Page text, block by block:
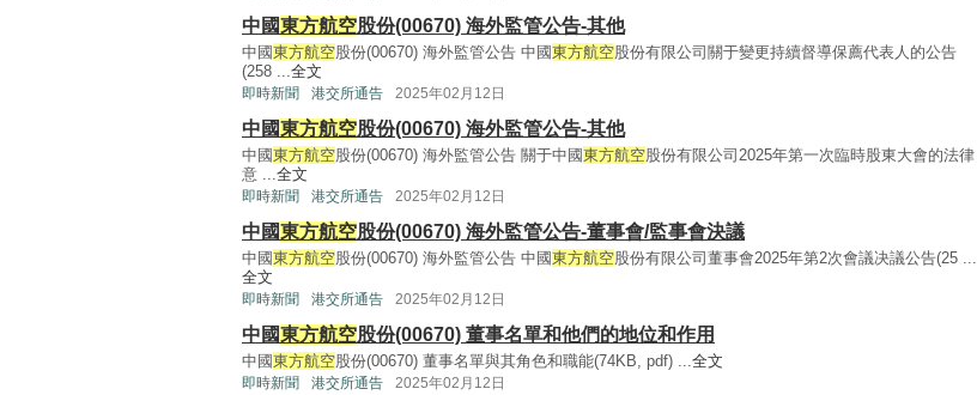
中國東方航空股份(00670) 海外監管公告-其他
中國東方航空股份(00670) 海外監管公告 中國東方航空股份有限公司關于變更持續督導保薦代表人的公告
(258 ...全文
即時新聞 港交所通告 2025年02月12日
中國東方航空股份(00670) 海外監管公告-其他
中國東方航空股份(00670) 海外監管公告 關于中國東方航空股份有限公司2025年第一次臨時股東大會的法律
意 ...全文
即時新聞 港交所通告 2025年02月12日
中國東方航空股份(00670) 海外監管公告-董事會/監事會決議
中國東方航空股份(00670) 海外監管公告 中國東方航空股份有限公司董事會2025年第2次會議决議公告(25 ...
全文
即時新聞 港交所通告 2025年02月12日
中國東方航空股份(00670) 董事名單和他們的地位和作用
中國東方航空股份(00670) 董事名單與其角色和職能(74KB, pdf) ...全文
即時新聞 港交所通告 2025年02月12日